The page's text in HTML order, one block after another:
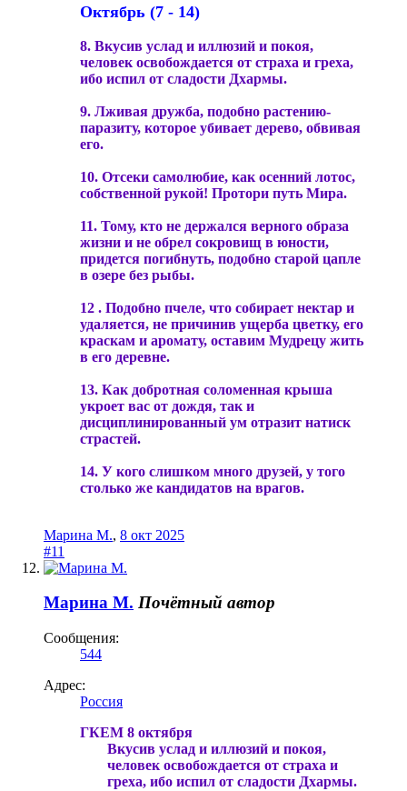
Октябрь (7 - 14)
8. Вкусив услад и иллюзий и покоя,
человек освобождается от страха и греха,
ибо испил от сладости Дхармы.
9. Лживая дружба, подобно растению-
паразиту, которое убивает дерево, обвивая
его.
10. Отсеки самолюбие, как осенний лотос,
собственной рукой! Протори путь Мира.
11. Тому, кто не держался верного образа
жизни и не обрел сокровищ в юности,
придется погибнуть, подобно старой цапле
в озере без рыбы.
12 . Подобно пчеле, что собирает нектар и
удаляется, не причинив ущерба цветку, его
краскам и аромату, оставим Мудрецу жить
в его деревне.
13. Как добротная соломенная крыша
укроет вас от дождя, так и
дисциплинированный ум отразит натиск
страстей.
14. У кого слишком много друзей, у того
столько же кандидатов на врагов.
Марина М., 8 окт 2025
#11
Марина М. Почётный автор
Сообщения:
544
Адрес:
Россия
ГКЕМ 8 октября
Вкусив услад и иллюзий и покоя,
человек освобождается от страха и
греха, ибо испил от сладости Дхармы.